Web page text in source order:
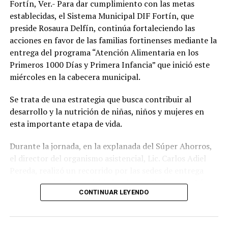
Fortín, Ver.- Para dar cumplimiento con las metas
establecidas, el Sistema Municipal DIF Fortín, que
preside Rosaura Delfín, continúa fortaleciendo las
acciones en favor de las familias fortinenses mediante la
entrega del programa “Atención Alimentaria en los
Primeros 1000 Días y Primera Infancia” que inició este
miércoles en la cabecera municipal.
Se trata de una estrategia que busca contribuir al
desarrollo y la nutrición de niñas, niños y mujeres en
esta importante etapa de vida.
Durante la jornada, en la explanada del Súper Ahorros,
el director del organismo asistencial, Lic. Carlos Adiel
para supervisar las actividades desarrolladas por el área
de Plan Alimentario, reconociendo el compromiso y la
beneficio a la población para fortalecer la alimentación
CONTINUAR LEYENDO